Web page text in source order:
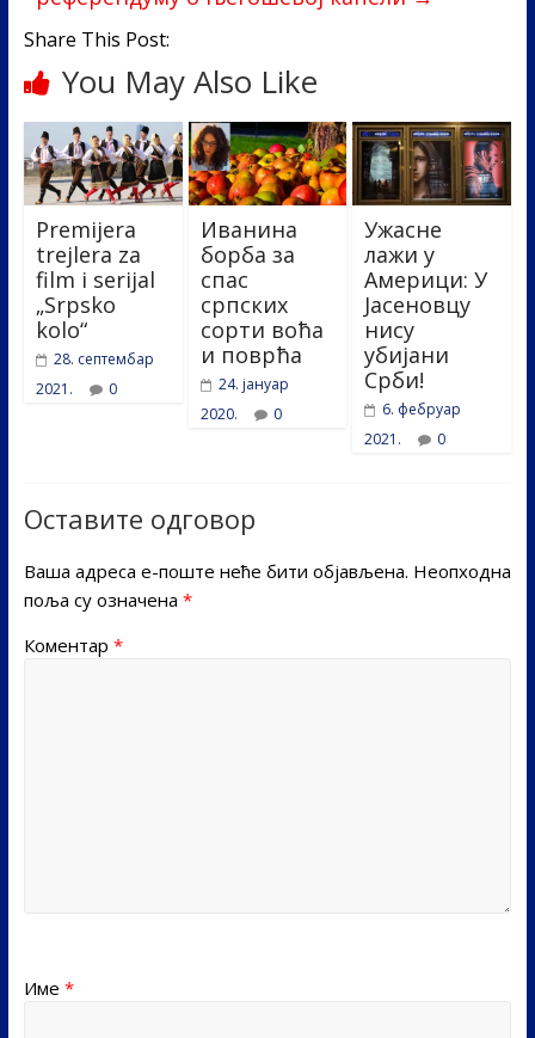
Share This Post:
You May Also Like
Premijera
trejlera za
film i serijal
„Srpsko
kolo“
28. септембар
2021.
0
Иванина
борба за
спас
српских
сорти воћа
и поврћа
24. јануар
2020.
0
Ужасне
лажи у
Америци: У
Јасеновцу
нису
убијани
Срби!
6. фебруар
2021.
0
Оставите одговор
Ваша адреса е-поште неће бити објављена. Неопходна
поља су означена *
Коментар *
Име *